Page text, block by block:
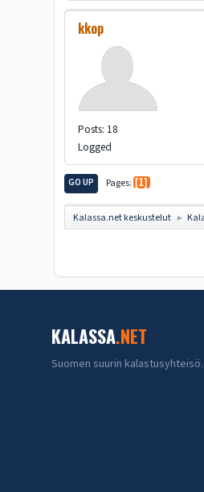
kkop
Posts: 18
Logged
GO UP Pages 1
Kalassa.net keskustelut ►
KALASSA.NET
Suomen suurin